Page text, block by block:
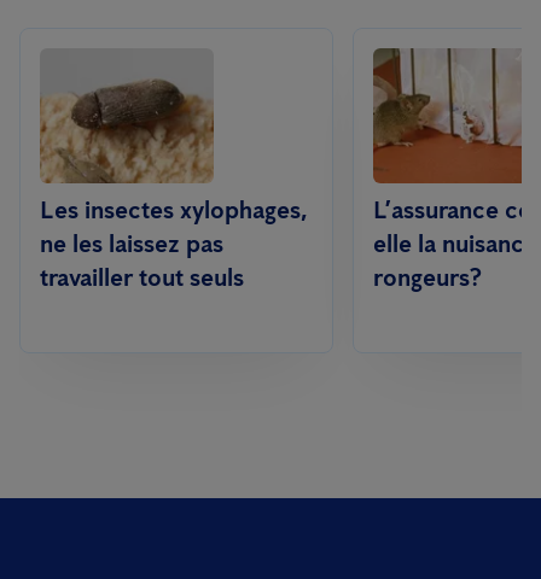
Les insectes xylophages,
ne les laissez pas
travailler tout seuls
L’assurance
elle la
rongeurs?